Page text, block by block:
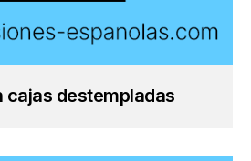
cajas destempladas